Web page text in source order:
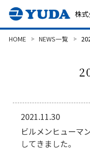
株
HOME NEWS一覧
2021.11.30
ビルメンヒューマ
してきました。